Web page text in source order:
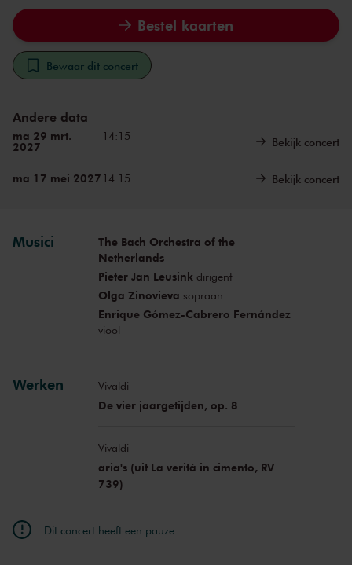
Bestel kaarten
Bewaar dit concert
Andere data
ma 29 mrt.
2027
14:15 Bekijk concert
ma 17 mei 2027 14:15 Bekijk concert
Musici
The Bach Orchestra of the
Netherlands
Pieter Jan Leusink dirigent
Olga Zinovieva sopraan
Enrique Gómez-Cabrero Fernández
viool
Werken Vivaldi
De vier jaargetijden, op. 8
Vivaldi
aria's (uit La verità in cimento, RV
739)
Dit concert heeft een pauze